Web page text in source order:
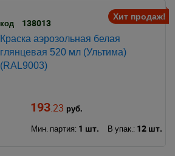
Хит продаж!
код 138013
Краска аэрозольная белая
глянцевая 520 мл (Ультима)
(RAL9003)
193.23 руб.
Мин. партия: 1 шт. В упак.: 12 шт.